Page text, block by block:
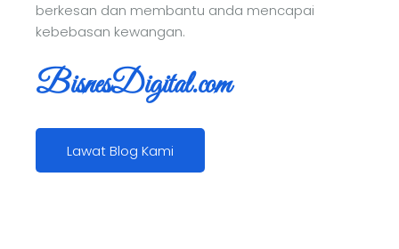
berkesan dan membantu anda mencapai
kebebasan kewangan.
BisnesDigital.com
Lawat Blog Kami